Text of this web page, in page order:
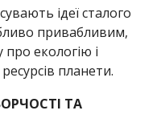
ідеї сталого
привабливим,
екологію і
планети.
ТА